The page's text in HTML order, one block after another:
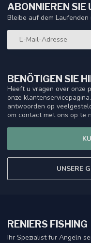
BENÖTIGEN SIE
Heeft u vragen over onze
onze
antwoorden op
om contact met ons op te
UNSERE
ABONNIEREN SIE
Bleibe auf dem
RENIERS FISHING
Ihr Spezialist für Angeln